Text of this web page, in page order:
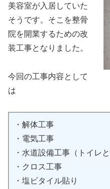
美容室が入居していた
そうです。そこを整骨
院を開業するための改
装工事となりました。
今回の工事内容として
は
・解体工事
・電気工事
・水道設備工事（トイレ
・クロス工事
・塩ビタイル貼り